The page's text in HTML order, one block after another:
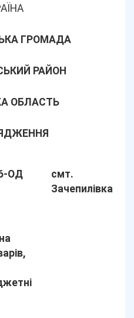
ГРОМАДА
РАЙОН
ОБЛАСТЬ
ОД
смт.
Зачепилівка